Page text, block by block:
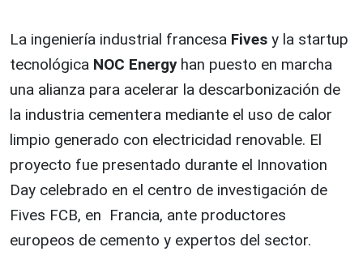
La ingeniería industrial francesa Fives y la startup
tecnológica NOC Energyhan puesto en marcha
una alianza para acelerar la descarbonización de
la industria cementera mediante el uso de calor
limpio generado con electricidad renovable. El
proyecto fue presentado durante el Innovation
Day celebrado en el centro de investigación de
Fives FCB, en Francia, ante productores
europeos de cemento y expertos del sector.